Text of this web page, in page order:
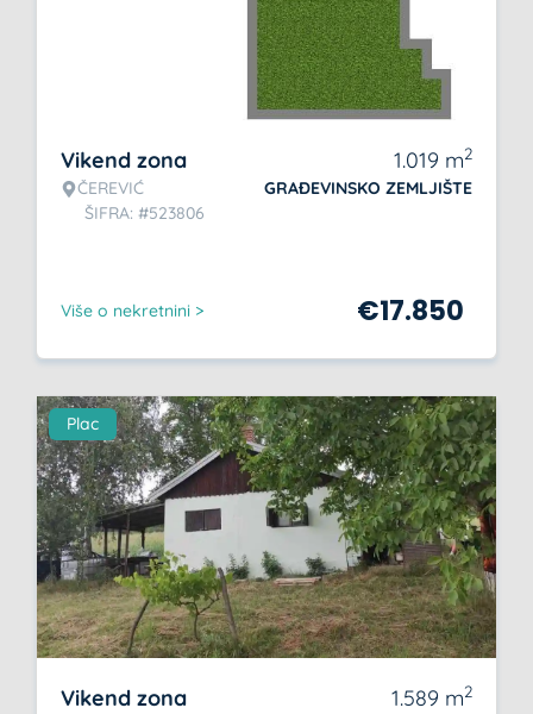
Vikend zona
ČEREVIĆ
ŠIFRA: #523806
1.019 m2
GRAĐEVINSKO ZEMLJIŠTE
Više o nekretnini > €17.850
Plac
Vikend zona 1.589 m2